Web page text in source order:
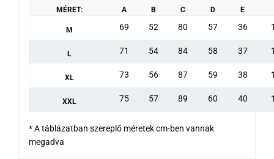
MÉRET: A B C D E
M 69 52 80 57 36
L 71 54 84 58 37
XL 73 56 87 59 38
XXL 75 57 89 60 40
* A táblázatban szereplő méretek cm-ben vannak
megadva